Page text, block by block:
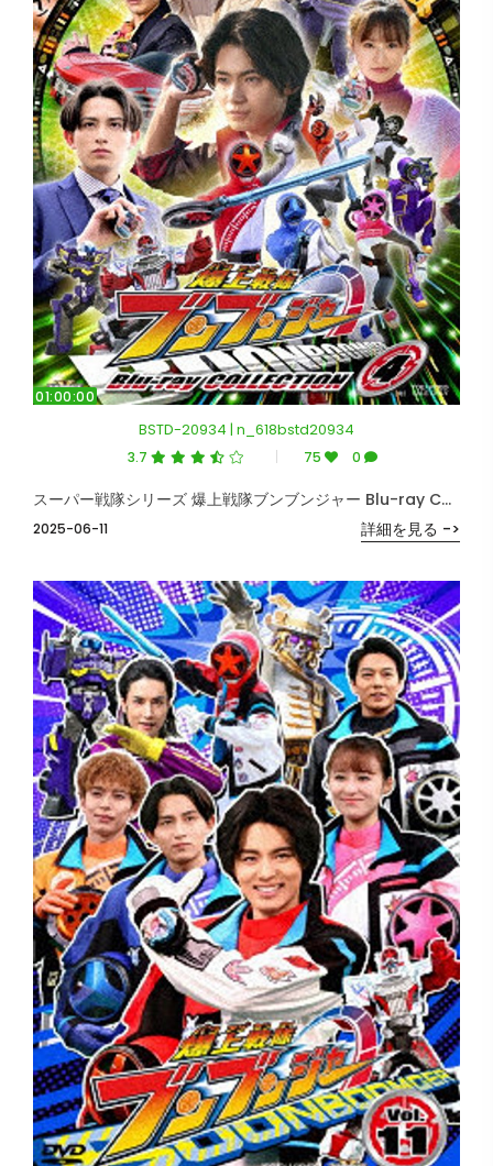
01:00:00
BSTD-20934 | n_618bstd20934
3.7 75 0
2025-06-11
スーパー戦隊シリーズ 爆上戦隊ブンブンジャー Blu-ray COLLECTION 4＜完＞ （ブルーレイディスク）
詳細を見る ->